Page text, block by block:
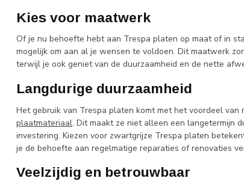
Kies voor maatwerk
Of je nu behoefte hebt aan Trespa platen op maat of in
mogelijk om aan al je wensen te voldoen. Dit maatwerk
terwijl je ook geniet van de duurzaamheid en de nette
Langdurige duurzaamheid
Het gebruik van Trespa platen komt met het voordeel van
plaatmateriaal. Dit maakt ze niet alleen een langetermijn
investering. Kiezen voor zwartgrijze Trespa platen
je de behoefte aan regelmatige reparaties of renovaties
Veelzijdig en betrouwbaar